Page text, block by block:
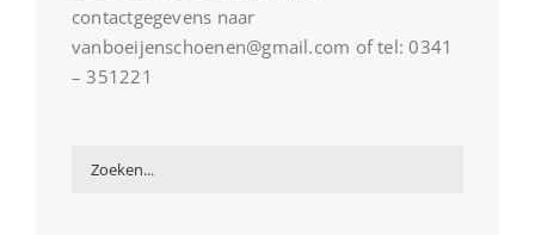
contactgegevens naar
vanboeijenschoenen@gmail.com of tel: 0341
– 351221